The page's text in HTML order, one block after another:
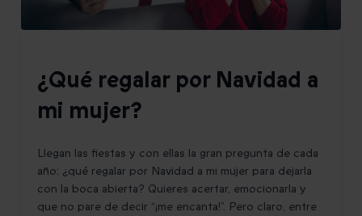
¿Qué regalar por Navidad a
mi mujer?
Llegan las fiestas y con ellas la gran pregunta de cada
año: ¿qué regalar por Navidad a mi mujer para dejarla
con la boca abierta? Quieres acertar, emocionarla y
que no pare de decir “¡me encanta!”. Pero claro, entre